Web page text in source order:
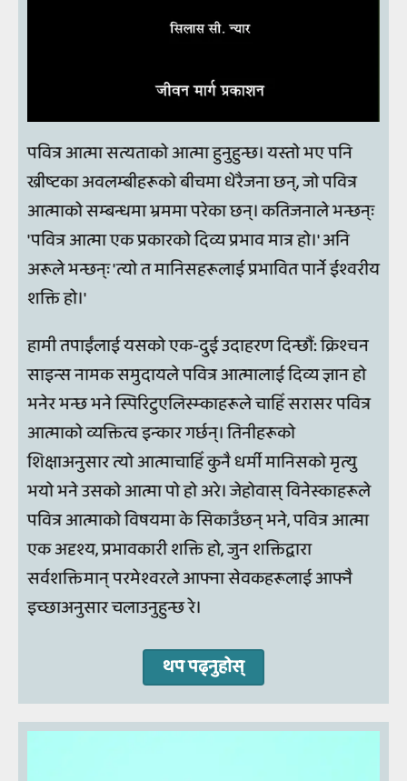
पवित्र आत्मा सत्यताको आत्मा हुनुहुन्छ। यस्तो भए पनि
ख्रीष्टका अवलम्बीहरूको बीचमा धेरैजना छन्, जो पवित्र
आत्माको सम्बन्धमा भ्रममा परेका छन्। कतिजनाले भन्छन्ः
'पवित्र आत्मा एक प्रकारको दिव्य प्रभाव मात्र हो।' अनि
अरूले भन्छन्ः 'त्यो त मानिसहरूलाई प्रभावित पार्ने ईश्वरीय
शक्ति हो।'
हामी तपाईंलाई यसको एक-दुई उदाहरण दिन्छौं: क्रिश्चन
साइन्स नामक समुदायले पवित्र आत्मालाई दिव्य ज्ञान हो
भनेर भन्छ भने स्पिरिटुएलिस्म्काहरूले चाहिँ सरासर पवित्र
आत्माको व्यक्तित्व इन्कार गर्छन्। तिनीहरूको
शिक्षाअनुसार त्यो आत्माचाहिँ कुनै धर्मी मानिसको मृत्यु
भयो भने उसको आत्मा पो हो अरे। जेहोवास् विनेस्काहरूले
पवित्र आत्माको विषयमा के सिकाउँछन् भने, पवित्र आत्मा
एक अदृश्य, प्रभावकारी शक्ति हो, जुन शक्तिद्वारा
सर्वशक्तिमान् परमेश्वरले आफ्ना सेवकहरूलाई आफ्नै
इच्छाअनुसार चलाउनुहुन्छ रे।
थप पढ्नुहोस्